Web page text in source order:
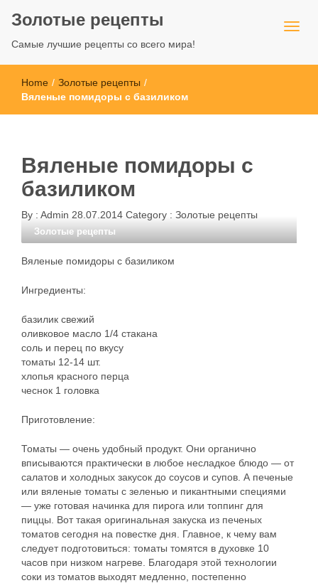
Золотые рецепты
Самые лучшие рецепты со всего мира!
Home / Золотые рецепты /
Вяленые помидоры с базиликом
Вяленые помидоры с
базиликом
By : Admin 28.07.2014 Category : Золотые рецепты
Золотые рецепты
Вяленые помидоры с базиликом
Ингредиенты:
базилик свежий
оливковое масло 1/4 стакана
соль и перец по вкусу
томаты 12-14 шт.
хлопья красного перца
чеснок 1 головка
Приготовление:
Томаты — очень удобный продукт. Они органично
вписываются практически в любое несладкое блюдо — от
салатов и холодных закусок до соусов и супов. А печеные
или вяленые томаты с зеленью и пикантными специями
— уже готовая начинка для пирога или топпинг для
пиццы. Вот такая оригинальная закуска из печеных
томатов сегодня на повестке дня. Главное, к чему вам
следует подготовиться: томаты томятся в духовке 10
часов при низком нагреве. Благодаря этой технологии
соки из томатов выходят медленно, постепенно